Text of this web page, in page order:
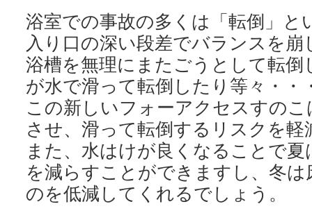
浴室での事故の多くは「転倒」と
入り口の深い段差でバランスを
浴槽を無理にまたごうとして転倒
が水で滑って転倒したり等々・・
この新しいフォーアクセスすの
させ、滑って転倒するリスクを軽
また、水はけが良くなることで
を減らすことができますし、冬
のを低減してくれるでしょう。